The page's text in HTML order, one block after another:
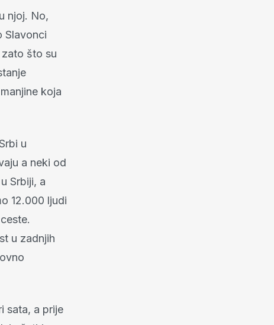
njoj. No,
Slavonci
što su
koja
u
a neki od
Srbiji, a
12.000 ljudi
u zadnjih
sata, a prije